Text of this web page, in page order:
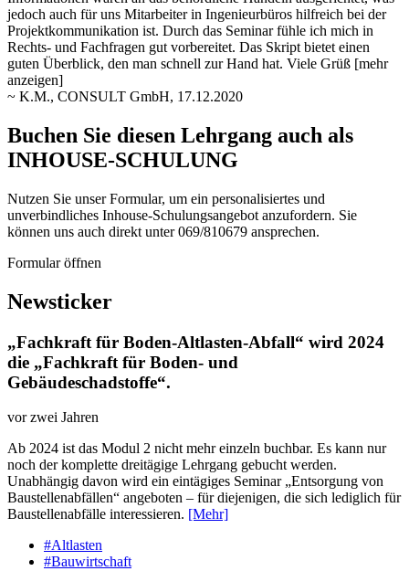
jedoch auch für uns Mitarbeiter in Ingenieurbüros hilfreich bei der
Projektkommunikation ist. Durch das Seminar fühle ich mich in
Rechts- und Fachfragen gut vorbereitet. Das Skript bietet einen
guten Überblick, den man schnell zur Hand hat. Viele Grüß [mehr
anzeigen]
~ K.M., CONSULT GmbH, 17.12.2020
Buchen Sie diesen Lehrgang auch als
INHOUSE-SCHULUNG
Nutzen Sie unser Formular, um ein personalisiertes und
unverbindliches Inhouse-Schulungs­angebot anzufordern. Sie
können uns auch direkt unter 069/810679 ansprechen.
Formular öffnen
Newsticker
„Fachkraft für Boden-Altlasten-Abfall“ wird 2024
die „Fachkraft für Boden- und
Gebäudeschadstoffe“.
vor zwei Jahren
Ab 2024 ist das Modul 2 nicht mehr einzeln buchbar. Es kann nur
noch der komplette dreitägige Lehrgang gebucht werden.
Unabhängig davon wird ein eintägiges Seminar „Entsorgung von
Baustellenabfällen“ angeboten – für diejenigen, die sich lediglich für
Baustellenabfälle interessieren. [Mehr]
#Altlasten
#Bauwirtschaft